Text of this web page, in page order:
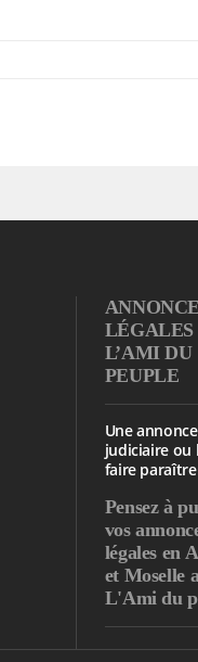
LÉGALES
L’AMI DU
PEUPLE
Une annonce
judiciaire ou
faire paraître
Pensez à
vos
légales en
et Moselle
L'Ami du